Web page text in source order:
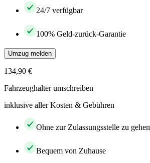
24/7 verfügbar
100% Geld-zurück-Garantie
Umzug melden
134,90 €
Fahrzeughalter umschreiben
inklusive aller Kosten & Gebühren
Ohne zur Zulassungsstelle zu gehen
Bequem von Zuhause